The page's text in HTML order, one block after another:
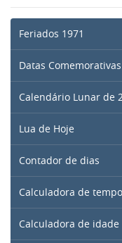
Feriados 1971
Datas Comemorativas
Calendário Lunar de
Lua de Hoje
Contador de dias
Calculadora de tempo
Calculadora de idade